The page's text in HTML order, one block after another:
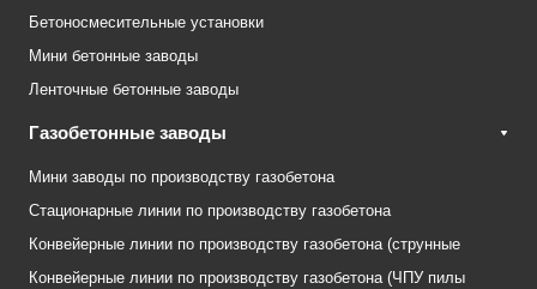
Бетоносмесительные установки
Мини бетонные заводы
Ленточные бетонные заводы
Газобетонные заводы
Мини заводы по производству газобетона
Стационарные линии по производству газобетона
Конвейерные линии по производству газобетона (струнные
Конвейерные линии по производству газобетона (ЧПУ пилы